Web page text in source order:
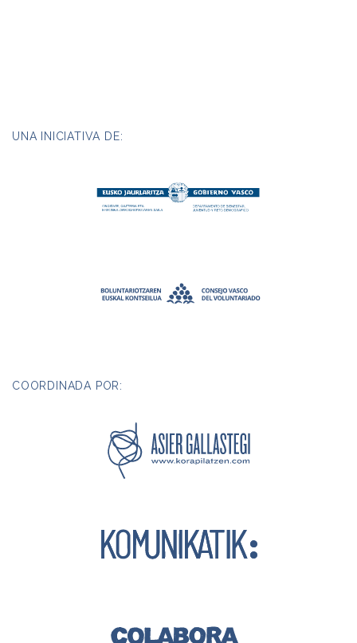
UNA INICIATIVA DE:
COORDINADA POR: